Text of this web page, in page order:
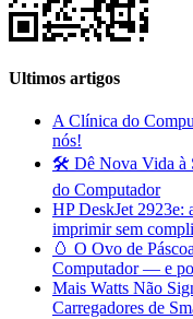
Ultimos artigos
A Clínica do
nós!
🛠️ Dê Nova Vida à
do Computador
HP DeskJet 2923e:
imprimir sem
🥚 O Ovo de
Computador — e
Mais Watts Não
Carregadores de